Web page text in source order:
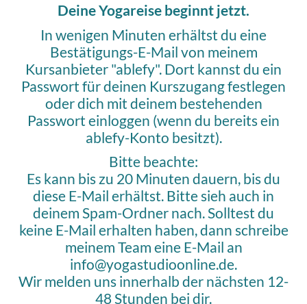
Deine Yogareise beginnt jetzt.
In wenigen Minuten erhältst du eine
Bestätigungs-E-Mail von meinem
Kursanbieter "ablefy". Dort kannst du ein
Passwort für deinen Kurszugang festlegen
oder dich mit deinem bestehenden
Passwort einloggen (wenn du bereits ein
ablefy-Konto besitzt).
Bitte beachte:
Es kann bis zu 20 Minuten dauern, bis du
diese E-Mail erhältst. Bitte sieh auch in
deinem Spam-Ordner nach. Solltest du
keine E-Mail erhalten haben, dann schreibe
meinem Team eine E-Mail an
info@yogastudioonline.de.
Wir melden uns innerhalb der nächsten 12-
48 Stunden bei dir.